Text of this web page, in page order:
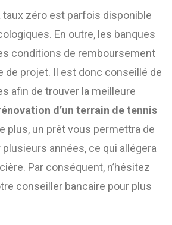
taux zéro est parfois disponible
En outre, les banques
conditions de remboursement
de projet. Il est donc conseillé de
afin de trouver la meilleure
d’un terrain de tennis
plus, un prêt vous permettra de
années, ce qui allégera
Par conséquent, n’hésitez
conseiller bancaire pour plus